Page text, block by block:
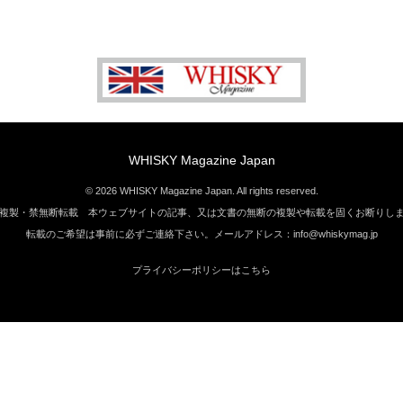
WHISKY Magazine Japan
© 2026 WHISKY Magazine Japan. All rights reserved.
製・禁無断転載 本ウェブサイトの記事、又は文書の無断の複製や転載を固くお断りし
転載のご希望は事前に必ずご連絡下さい。メールアドレス：info@whiskymag.jp
プライバシーポリシーはこちら